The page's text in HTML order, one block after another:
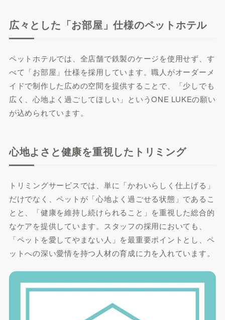
広々とした「お部屋」仕様のペットホテル
ペットホテルでは、全店舗で鉄製のケージを使用せず、す
べて「お部屋」仕様を採用しています。職人がオーダーメ
イドで制作した広めの空間を提供することで、「少しでも
広く、心地よく過ごしてほしい」というONE LUKEの願い
が込められています。
心地よさと健康を重視したトリミング
トリミングサービスでは、単に「かわいらしく仕上げる」
だけでなく、ペットが「心地よく過ごせる状態」であるこ
とと、「健康を維持し続けられること」を重視した総合的
なケアを提供しています。スタッフの採用においても、
「ペットを愛してやまない人」を最重要ポイントとし、ペ
ットへの深い愛情を持つ人材の育成に力を入れています。